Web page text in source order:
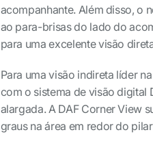
acompanhante. Além disso, o
ao para-brisas do lado do
para uma excelente visão
Para uma visão indireta líder
com o sistema de visão digital
alargada. A DAF Corner View
graus na área em redor do